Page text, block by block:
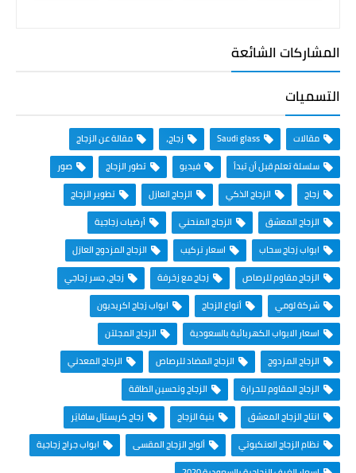
المشاركات الشائعة
التسميات
مقالات Saudi glass زجاج،
مقالة عن الزجاج
سلسلة تعلم قبل أن تبدأ
فيديو تطور الزجاج
صور
زجاج
الزجاج الذكي الزجاج العازل
تطوير الزجاج
الزجاج المعشق
الزجاج المنحني
أرضيات زجاجية
ابواب زجاج سحاب
اسعار تركيب
الزجاج المزدوج العازل
الزجاج مقاوم للرصاص
زجاج مع زخرفة
زجاج، جسر زجاجي
شركة لومي
أنواع الزجاج
ابواب زجاج اكريديون
اسعار الابواب الكهربائية بالسعودية
الزجاج المجلتن
الزجاج المزدوج
الزجاج المضاد للرصاص
الزجاج المعدني
الزجاج المقاوم للحرارة
الزجاج وتحسين الطاقة
انتاج الزجاج المعشق
بنية الزجاج
زجاج كريستال سافايَر
نظام الزجاج العنكبوتي
ألواح الزجاج المقسى
ابواب جراج زجاجية